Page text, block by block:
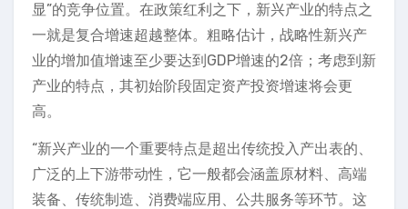
显”的竞争位置。在政策红利之下，新兴产业的特点之
一就是复合增速超越整体。粗略估计，战略性新兴产
业的增加值增速至少要达到GDP增速的2倍；考虑到新
产业的特点，其初始阶段固定资产投资增速将会更
高。
“新兴产业的一个重要特点是超出传统投入产出表的、
广泛的上下游带动性，它一般都会涵盖原材料、高端
装备、传统制造、消费端应用、公共服务等环节。这